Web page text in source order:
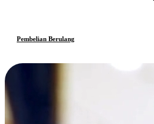
Pembelian Berulang